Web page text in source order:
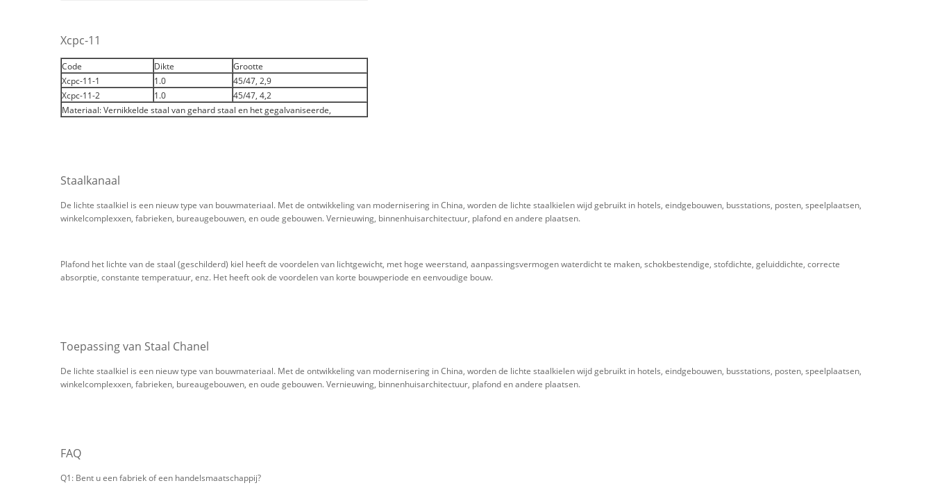
Xcpc-11
Code Dikte
Grootte
Xcpc-11-1
1.0
45/47, 2,9
Xcpc-11-2
1.0
45/47, 4,2
Materiaal: Vernikkelde staal van gehard staal en het gegalvaniseerde,
Staalkanaal
De lichte staalkiel is een nieuw type van bouwmateriaal. Met de ontwikkeling van modernisering in China, worden de lichte staalkielen wijd gebruikt in hotels, eindgebouwen, busstations, posten, speelplaatsen,
winkelcomplexxen, fabrieken, bureaugebouwen, en oude gebouwen. Vernieuwing, binnenhuisarchitectuur, plafond en andere plaatsen.
Plafond het lichte van de staal (geschilderd) kiel heeft de voordelen van lichtgewicht, met hoge weerstand, aanpassingsvermogen waterdicht te maken, schokbestendige, stofdichte, geluiddichte, correcte
absorptie, constante temperatuur, enz. Het heeft ook de voordelen van korte bouwperiode en eenvoudige bouw.
Toepassing van Staal Chanel
De lichte staalkiel is een nieuw type van bouwmateriaal. Met de ontwikkeling van modernisering in China, worden de lichte staalkielen wijd gebruikt in hotels, eindgebouwen, busstations, posten, speelplaatsen,
winkelcomplexxen, fabrieken, bureaugebouwen, en oude gebouwen. Vernieuwing, binnenhuisarchitectuur, plafond en andere plaatsen.
FAQ
Q1: Bent u een fabriek of een handelsmaatschappij?